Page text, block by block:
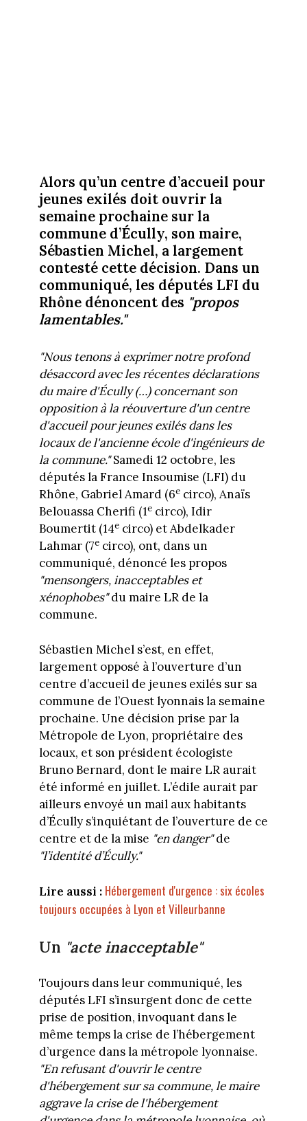
Alors qu’un centre d’accueil pour
jeunes exilés doit ouvrir la
semaine prochaine sur la
commune d’Écully, son maire,
Sébastien Michel, a largement
contesté cette décision. Dans un
communiqué, les députés LFI du
Rhône dénoncent des "propos
lamentables."
"Nous tenons à exprimer notre profond
désaccord avec les récentes déclarations
du maire d'Écully (…) concernant son
opposition à la réouverture d'un centre
d'accueil pour jeunes exilés dans les
locaux de l'ancienne école d'ingénieurs de
la commune."Samedi 12 octobre, les
députés la France Insoumise (LFI) du
Rhône, Gabriel Amard (6ecirco), Anaïs
Belouassa Cherifi (1ecirco), Idir
Boumertit (14ecirco) et Abdelkader
Lahmar (7ecirco), ont, dans un
communiqué, dénoncé les propos
"mensongers, inacceptables et
xénophobes"du maire LR de la
commune.
Sébastien Michel s’est, en effet,
largement opposé à l’ouverture d’un
centre d’accueil de jeunes exilés sur sa
commune de l’Ouest lyonnais la semaine
prochaine. Une décision prise par la
Métropole de Lyon, propriétaire des
locaux, et son président écologiste
Bruno Bernard, dont le maire LR aurait
été informé en juillet. L’édile aurait par
ailleurs envoyé un mail aux habitants
d’Écully s’inquiétant de l’ouverture de ce
centre et de la mise "en danger"de
"l’identité d’Écully."
Lire aussi : Hébergement d'urgence : six écoles
toujours occupées à Lyon et Villeurbanne
Un "acte inacceptable"
Toujours dans leur communiqué, les
députés LFI s’insurgent donc de cette
prise de position, invoquant dans le
même temps la crise de l’hébergement
d’urgence dans la métropole lyonnaise.
"En refusant d'ouvrir le centre
d'hébergement sur sa commune, le maire
aggrave la crise de l'hébergement